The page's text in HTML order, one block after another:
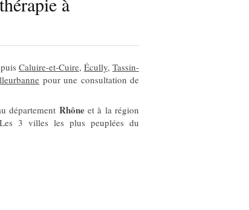
Caluire-et-Cuire, Écully, Tassin-
pour une consultation de
département Rhôneet à la région
3 villes les plus peuplées du